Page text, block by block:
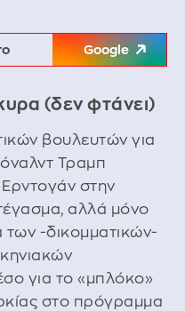
Google
(δεν φτάνει)
βουλευτών για
Τραμπ
στην
αλλά μόνο
των -δικομματικών-
για το «μπλόκο»
στο πρόγραμμα